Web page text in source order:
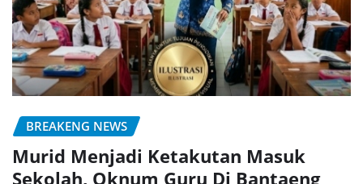
BREAKENG NEWS
Murid Menjadi Ketakutan Masuk
Sekolah, Oknum Guru Di Bantaeng